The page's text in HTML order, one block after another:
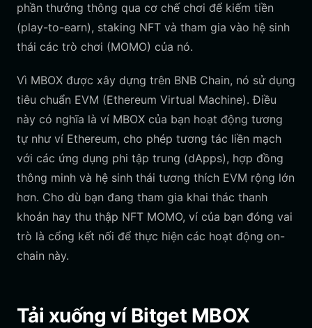
phần thưởng thông qua cơ chế chơi để kiếm tiền
(play-to-earn), staking NFT và tham gia vào hệ sinh
thái các trò chơi (MOMO) của nó.
Vì MBOX được xây dựng trên BNB Chain, nó sử dụng
tiêu chuẩn EVM (Ethereum Virtual Machine). Điều
này có nghĩa là ví MBOX của bạn hoạt động tương
tự như ví Ethereum, cho phép tương tác liền mạch
với các ứng dụng phi tập trung (dApps), hợp đồng
thông minh và hệ sinh thái tương thích EVM rộng lớn
hơn. Cho dù bạn đang tham gia khai thác thanh
khoản hay thu thập NFT MOMO, ví của bạn đóng vai
trò là cổng kết nối để thực hiện các hoạt động on-
chain này.
Tải xuống ví Bitget MBOX